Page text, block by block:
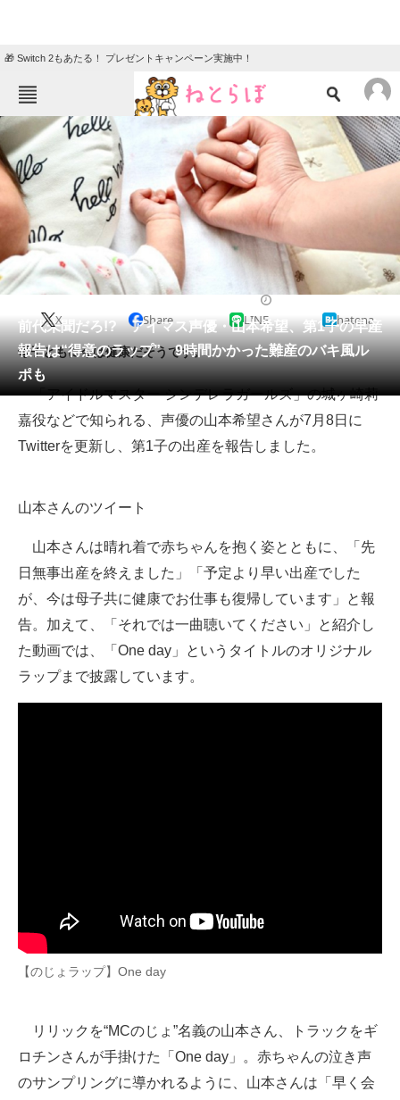
🎁 Switch 2もあたる！ プレゼントキャンペーン実施中！
ねとらぼメニュー
TOP ニュース
エンタメ クイズ
グルメ 地域
住まい 教育・育児
動物
会員記事
メディア
注目記事を集めた総合ページ
ITの今と未来を見通す
進化するPCとデバイスの未来
好きが集まる 比べて選べる
ビジネスと働き方のヒント
AI活用のいまが分かる
企業ITのトレンドを詳説
経営リーダーのコミュニティ
モノづくり技術者専門サイト
エレクトロニクス専門サイト
エネルギーの専門メディア
建設×テクノロジーの最前線
前代未聞だろ!? アイマス声優・山本希望、第1子の早産
報告は“得意のラップ” 9時間かかった難産のバキ風ル
ポも
X Share LINE hatena
母子ともに今は健康だそうです。
「アイドルマスター シンデレラガールズ」の城ヶ崎莉
嘉役などで知られる、声優の山本希望さんが7月8日に
Twitterを更新し、第1子の出産を報告しました。
山本さんのツイート
山本さんは晴れ着で赤ちゃんを抱く姿とともに、「先
日無事出産を終えました」「予定より早い出産でした
が、今は母子共に健康でお仕事も復帰しています」と報
告。加えて、「それでは一曲聴いてください」と紹介し
た動画では、「One day」というタイトルのオリジナル
ラップまで披露しています。
【のじょラップ】One day
リリックを“MCのじょ”名義の山本さん、トラックをギ
ロチンさんが手掛けた「One day」。赤ちゃんの泣き声
のサンプリングに導かれるように、山本さんは「早く会